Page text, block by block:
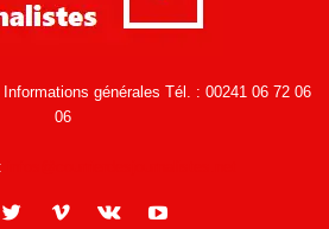
générales Tél. : 00241 06 72 06
06